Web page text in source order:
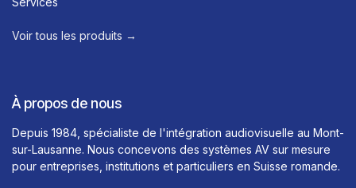
Voir tous les produits →​
À propos de nous
Depuis 1984, spécialiste de l'intégration audiovisuelle au Mont-
sur-Lausanne. Nous concevons des systèmes AV sur mesure
pour entreprises, institutions et particuliers en Suisse romande.